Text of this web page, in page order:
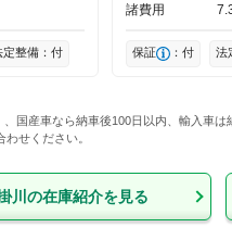
定整備：付
諸費用
7
保証 ：付 法
国産車なら納車後100日以内、輸入車
せください。
川 の在庫紹介を見る